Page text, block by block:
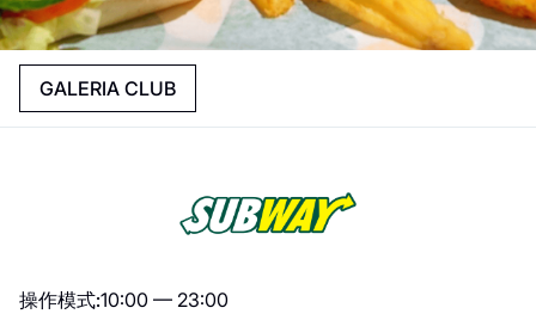
GALERIA CLUB
操作模式:10:00 — 23:00